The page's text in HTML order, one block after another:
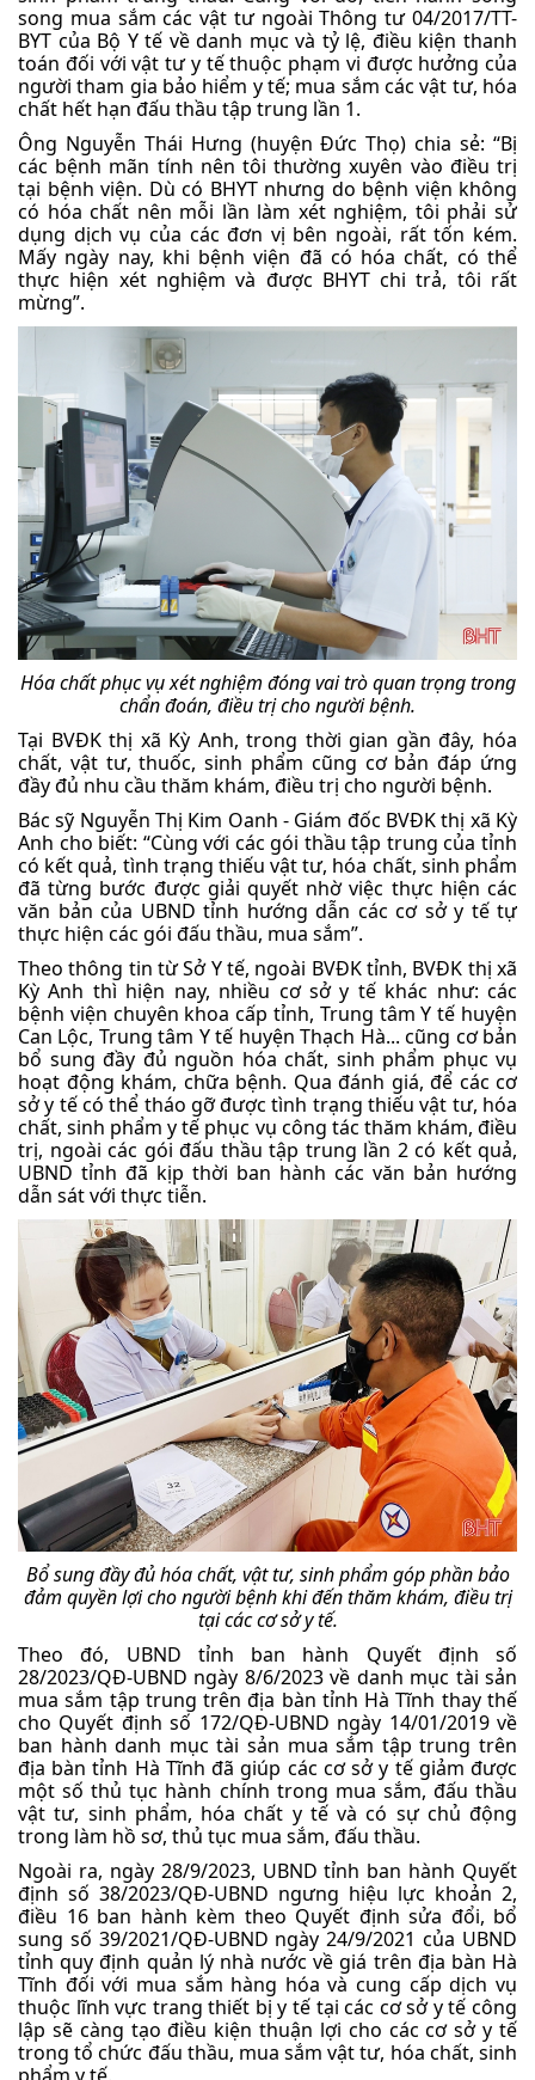
song mua sắm các vật tư ngoài Thông tư 04/2017/TT-
BYT của Bộ Y tế về danh mục và tỷ lệ, điều kiện thanh
toán đối với vật tư y tế thuộc phạm vi được hưởng của
người tham gia bảo hiểm y tế; mua sắm các vật tư, hóa
chất hết hạn đấu thầu tập trung lần 1.
Ông Nguyễn Thái Hưng (huyện Đức Thọ) chia sẻ: “Bị
các bệnh mãn tính nên tôi thường xuyên vào điều trị
tại bệnh viện. Dù có BHYT nhưng do bệnh viện không
có hóa chất nên mỗi lần làm xét nghiệm, tôi phải sử
dụng dịch vụ của các đơn vị bên ngoài, rất tốn kém.
Mấy ngày nay, khi bệnh viện đã có hóa chất, có thể
thực hiện xét nghiệm và được BHYT chi trả, tôi rất
mừng”.
Hóa chất phục vụ xét nghiệm đóng vai trò quan trọng trong
chẩn đoán, điều trị cho người bệnh.
Tại BVĐK thị xã Kỳ Anh, trong thời gian gần đây, hóa
chất, vật tư, thuốc, sinh phẩm cũng cơ bản đáp ứng
đầy đủ nhu cầu thăm khám, điều trị cho người bệnh.
Bác sỹ Nguyễn Thị Kim Oanh - Giám đốc BVĐK thị xã Kỳ
Anh cho biết: “Cùng với các gói thầu tập trung của tỉnh
có kết quả, tình trạng thiếu vật tư, hóa chất, sinh phẩm
đã từng bước được giải quyết nhờ việc thực hiện các
văn bản của UBND tỉnh hướng dẫn các cơ sở y tế tự
thực hiện các gói đấu thầu, mua sắm”.
Theo thông tin từ Sở Y tế, ngoài BVĐK tỉnh, BVĐK thị xã
Kỳ Anh thì hiện nay, nhiều cơ sở y tế khác như: các
bệnh viện chuyên khoa cấp tỉnh, Trung tâm Y tế huyện
Can Lộc, Trung tâm Y tế huyện Thạch Hà... cũng cơ bản
bổ sung đầy đủ nguồn hóa chất, sinh phẩm phục vụ
hoạt động khám, chữa bệnh. Qua đánh giá, để các cơ
sở y tế có thể tháo gỡ được tình trạng thiếu vật tư, hóa
chất, sinh phẩm y tế phục vụ công tác thăm khám, điều
trị, ngoài các gói đấu thầu tập trung lần 2 có kết quả,
UBND tỉnh đã kịp thời ban hành các văn bản hướng
dẫn sát với thực tiễn.
Bổ sung đầy đủ hóa chất, vật tư, sinh phẩm góp phần bảo
đảm quyền lợi cho người bệnh khi đến thăm khám, điều trị
tại các cơ sở y tế.
Theo đó, UBND tỉnh ban hành Quyết định số
28/2023/QĐ-UBND ngày 8/6/2023 về danh mục tài sản
mua sắm tập trung trên địa bàn tỉnh Hà Tĩnh thay thế
cho Quyết định số 172/QĐ-UBND ngày 14/01/2019 về
ban hành danh mục tài sản mua sắm tập trung trên
địa bàn tỉnh Hà Tĩnh đã giúp các cơ sở y tế giảm được
một số thủ tục hành chính trong mua sắm, đấu thầu
vật tư, sinh phẩm, hóa chất y tế và có sự chủ động
trong làm hồ sơ, thủ tục mua sắm, đấu thầu.
Ngoài ra, ngày 28/9/2023, UBND tỉnh ban hành Quyết
định số 38/2023/QĐ-UBND ngưng hiệu lực khoản 2,
điều 16 ban hành kèm theo Quyết định sửa đổi, bổ
sung số 39/2021/QĐ-UBND ngày 24/9/2021 của UBND
tỉnh quy định quản lý nhà nước về giá trên địa bàn Hà
Tĩnh đối với mua sắm hàng hóa và cung cấp dịch vụ
thuộc lĩnh vực trang thiết bị y tế tại các cơ sở y tế công
lập sẽ càng tạo điều kiện thuận lợi cho các cơ sở y tế
trong tổ chức đấu thầu, mua sắm vật tư, hóa chất, sinh